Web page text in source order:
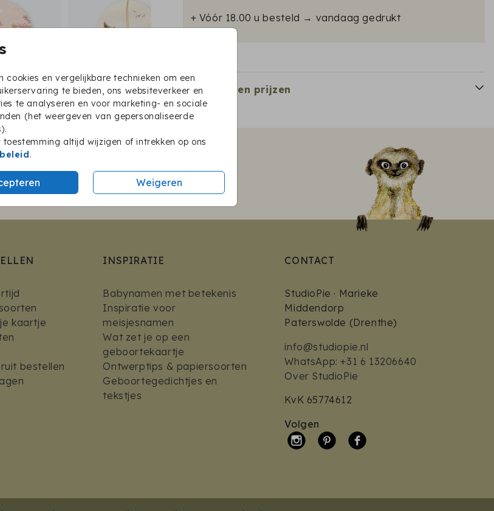
cookies en vergelijkbare technieken om een
te bieden, ons websiteverkeer en
te analyseren en voor marketing- en sociale
(het weergeven van gepersonaliseerde
toestemming altijd wijzigen of intrekken op ons
.
Weigeren
+ Vóór 18.00 u besteld → vandaag gedrukt
Formaten en prijzen
BESTEL EEN PROEFKAARTJE
kaartje
bestellen
INSPIRATIE
Babynamen met betekenis
Inspiratie voor
meisjesnamen
Wat zet je op een
geboortekaartje
Ontwerptips & papiersoorten
Geboortegedichtjes en
tekstjes
CONTACT
StudioPie · Marieke
Middendorp
Paterswolde (Drenthe)
info@studiopie.nl
WhatsApp: +31 6 13206640
Over StudioPie
KvK 65774612
Volgen